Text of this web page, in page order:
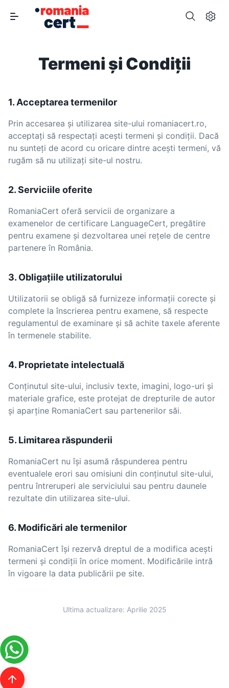
Termeni și Condiții
1. Acceptarea termenilor
Prin accesarea și utilizarea site-ului romaniacert.ro,
acceptați să respectați acești termeni și condiții. Dacă
nu sunteți de acord cu oricare dintre acești termeni, vă
rugăm să nu utilizați site-ul nostru.
2. Serviciile oferite
RomaniaCert oferă servicii de organizare a
examenelor de certificare LanguageCert, pregătire
pentru examene și dezvoltarea unei rețele de centre
partenere în România.
3. Obligațiile utilizatorului
Utilizatorii se obligă să furnizeze informații corecte și
complete la înscrierea pentru examene, să respecte
regulamentul de examinare și să achite taxele aferente
în termenele stabilite.
4. Proprietate intelectuală
Conținutul site-ului, inclusiv texte, imagini, logo-uri și
materiale grafice, este protejat de drepturile de autor
și aparține RomaniaCert sau partenerilor săi.
5. Limitarea răspunderii
RomaniaCert nu își asumă răspunderea pentru
eventualele erori sau omisiuni din conținutul site-ului,
pentru întreruperi ale serviciului sau pentru daunele
rezultate din utilizarea site-ului.
6. Modificări ale termenilor
RomaniaCert își rezervă dreptul de a modifica acești
termeni și condiții în orice moment. Modificările intră
în vigoare la data publicării pe site.
Ultima actualizare: Aprilie 2025